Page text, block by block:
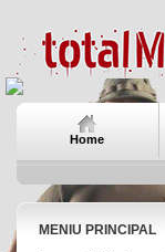
Home
MENIU PRINCIPAL